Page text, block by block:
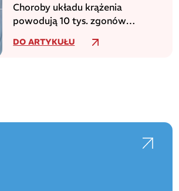
Choroby układu krążenia
powodują 10 tys. zgonów
WHO
DO ARTYKUŁU